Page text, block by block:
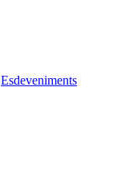
Esdeveniments